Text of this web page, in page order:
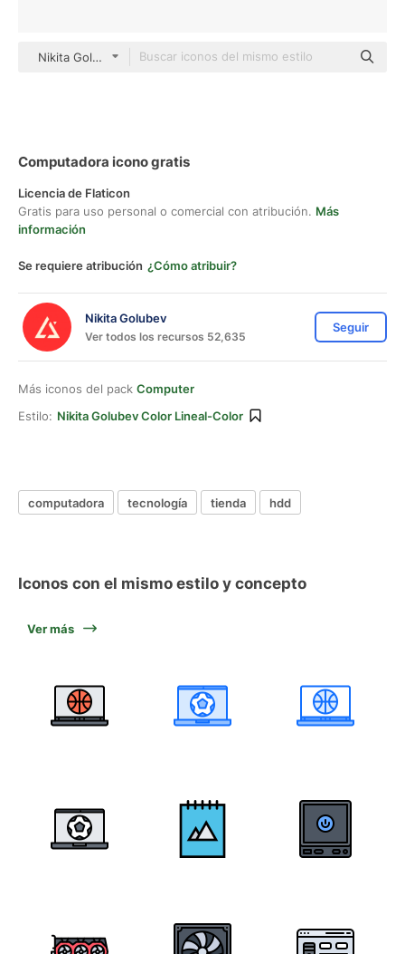
Nikita Golubev color lineal-color
Computadora icono gratis
Licencia de Flaticon
Gratis para uso personal o comercial con atribución. Más
información
Se requiere atribución ¿Cómo atribuir?
Nikita Golubev
Ver todos los recursos 52,635
Seguir
Más iconos del pack Computer
Estilo: Nikita Golubev Color Lineal-Color
computadora tecnología tienda hdd
Iconos con el mismo estilo y concepto
Ver más